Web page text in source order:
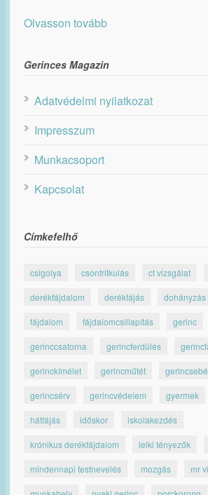
Olvasson tovább
Gerinces Magazin
Adatvédelmi nyilatkozat
Impresszum
Munkacsoport
Kapcsolat
Címkefelhő
csigolya csontritkulás ct vizsgálat
derékfájdalom derékfájás dohányzás
fájdalom fájdalomcsillapítás gerinc
gerinccsatorna gerincferdülés
gerinckímélet gerincműtét
gerincsérv gerincvédelem gyermek
hátfájás időskor iskolakezdés
krónikus derékfájdalom lelki tényezők
mindennapi testnevelés mozgás mr